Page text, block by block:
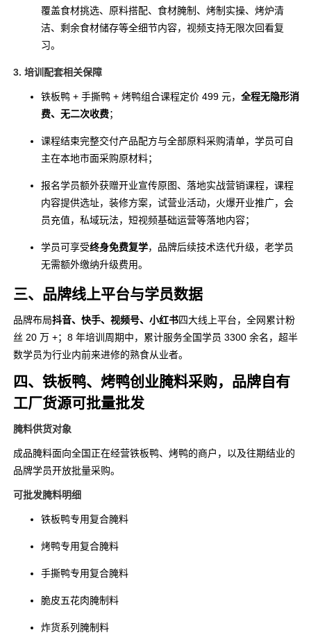
覆盖食材挑选、原料搭配、食材腌制、烤制实操、烤炉清
洁、剩余食材储存等全细节内容，视频支持无限次回看复
习。
3. 培训配套相关保障
铁板鸭 + 手撕鸭 + 烤鸭组合课程定价 499 元， 全程无隐形消
费、无二次收费；
课程结束完整交付产品配方与全部原料采购清单，学员可自
主在本地市面采购原材料；
报名学员额外获赠开业宣传原图、落地实战营销课程，课程
内容提供选址，装修方案，试营业活动，火爆开业推广，会
员充值，私域玩法，短视频基础运营等落地内容；
学员可享受终身免费复学，品牌后续技术迭代升级，老学员
无需额外缴纳升级费用。
三、品牌线上平台与学员数据
品牌布局抖音、快手、视频号、小红书四大线上平台，全网累计粉
丝 20 万 +；8 年培训周期中，累计服务全国学员 3300 余名，超半
数学员为行业内前来进修的熟食从业者。
四、 铁板鸭、烤鸭创业腌料采购，品牌自有
工厂货源可批量批发
腌料供货对象
成品腌料面向全国正在经营铁板鸭、烤鸭的商户，以及往期结业的
品牌学员开放批量采购。
可批发腌料明细
铁板鸭专用复合腌料
烤鸭专用复合腌料
手撕鸭专用复合腌料
脆皮五花肉腌制料
炸货系列腌制料